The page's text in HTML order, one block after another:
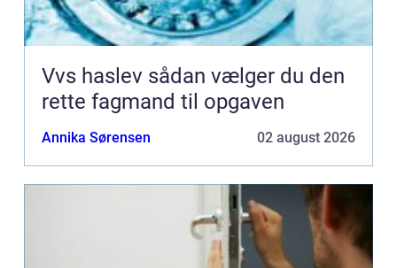
Vvs haslev sådan vælger du den
rette fagmand til opgaven
Annika Sørensen 02 august 2026